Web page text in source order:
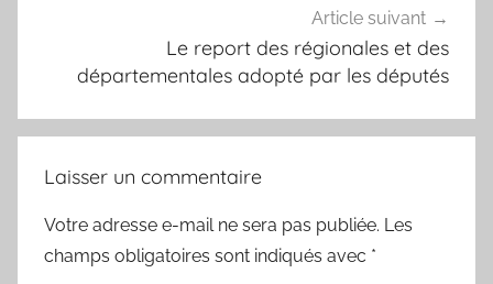
Article suivant
Le report des régionales et des
départementales adopté par les députés
Laisser un commentaire
Votre adresse e-mail ne sera pas publiée. Les
champs obligatoires sont indiqués avec *